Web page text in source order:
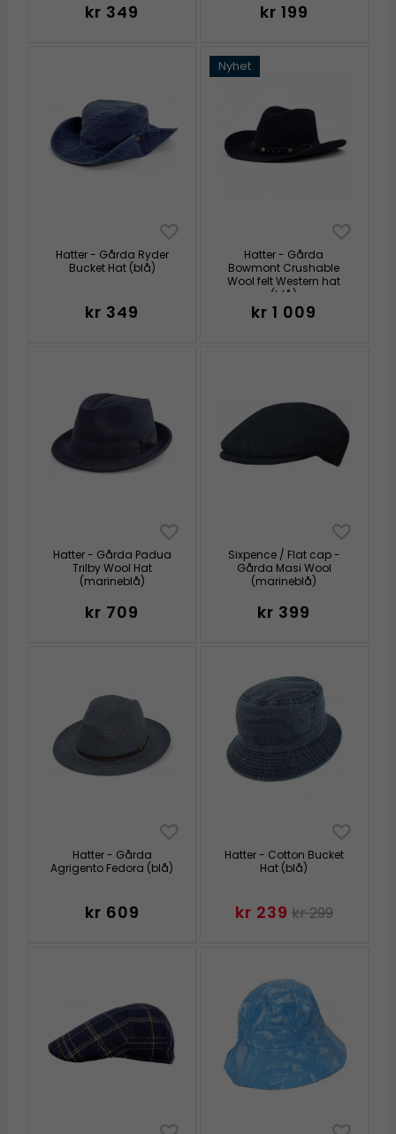
kr 349 kr 199
Hatter - Gårda Ryder
Bucket Hat (blå)
kr 349
Nyhet
Hatter - Gårda
Bowmont Crushable
Wool felt Western hat
(blå)
kr 1 009
Hatter - Gårda Padua
Trilby Wool Hat
(marineblå)
kr 709
Sixpence / Flat cap -
Gårda Masi Wool
(marineblå)
kr 399
Hatter - Gårda
Agrigento Fedora (blå)
kr 609
Hatter - Cotton Bucket
Hat (blå)
kr 239 kr 299